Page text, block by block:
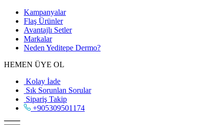
Kampanyalar
Flaş Ürünler
Avantajlı Setler
Markalar
Neden Yeditepe Dermo?
HEMEN ÜYE OL
Kolay İade
Sık Sorunlan Sorular
Sipariş Takip
+905309501174